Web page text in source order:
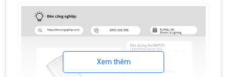
Xem thêm